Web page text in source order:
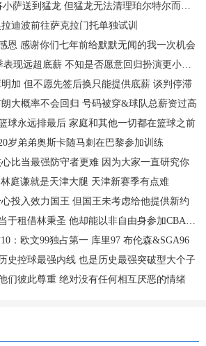
萨送到猛龙 但猛龙无法清理珀尔特尔而告吹
迪波前往萨克拉门托单独试训
恩 感谢你们七年前给默默无闻的我一次机会
现远超底薪 不知是否愿意回归扮演更小角色
加 但不愿先签后换只能提供底薪 谈判停滞
大概率不会回归 号码被穿&球队总薪资过高
球永远排最后 家庭和其他一切都在篮球之前
岁弟弟奥斯卡随马刺在巴黎参加训练
比当最强防守者更难 因为大家一直研究你
庭谦就是天津大腿 天津新赛季有点难
投入效力国王 但国王未考虑给他提供新约
租借林秉圣 他却能以非自由身参加CBA选秀
：欧文99独占第一 库里97 布伦森&SGA96
史控球最强内线 也是历史最强突破型大个子
们彼此尊重 绝对没有任何相互厌恶的情绪